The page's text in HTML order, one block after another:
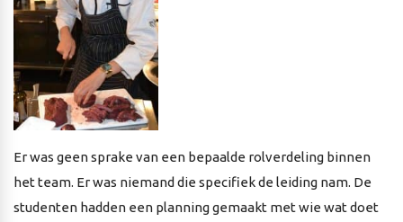
Er was geen sprake van een bepaalde rolverdeling binnen
het team. Er was niemand die specifiek de leiding nam. De
studenten hadden een planning gemaakt met wie wat doet